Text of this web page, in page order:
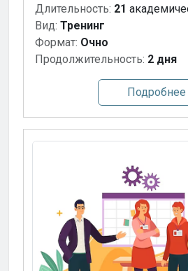
Длительность: 21
Вид: Тренинг
Формат: Очно
Продолжительность: 2 дня
Подробнее